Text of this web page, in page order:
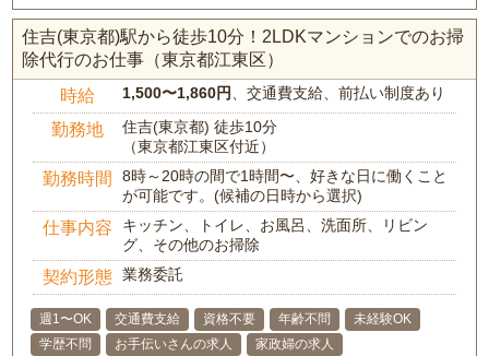
住吉(東京都)駅から徒歩10分！2LDKマンションでのお掃
除代行のお仕事（東京都江東区）
時給 1,500〜1,860円 、交通費支給、前払い制度あり
勤務地
住吉(東京都) 徒歩10分
（東京都江東区付近）
勤務時間
8時～20時の間で1時間〜、好きな日に働くこと
が可能です。(候補の日時から選択)
仕事内容
キッチン、トイレ、お風呂、洗面所、リビン
グ、その他のお掃除
契約形態 業務委託
週1〜OK 交通費支給 資格不要 年齢不問
未経験OK
学歴不問
お手伝いさんの求人
家政婦の求人